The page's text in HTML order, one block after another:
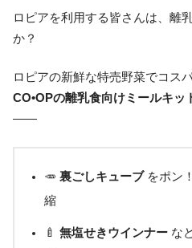
ロピアを利用する皆さんは、離
か？
ロピアの新鮮な特売野菜でコス
CO•OPの離乳食向けミールキッ
――
🥕 裏ごしキューブをポン
縮
🍼 無塩せきウインナーな